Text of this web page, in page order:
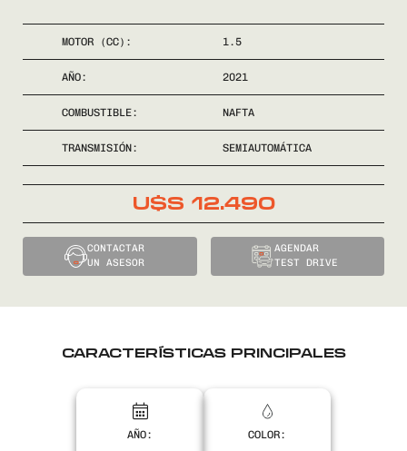
NOSOTROS
CONTACTO
08002525
MOTOR (CC): 1.5
AÑO: 2021
COMBUSTIBLE: NAFTA
TRANSMISIÓN: SEMIAUTOMÁTICA
U$S 12.490
CONTACTAR
UN ASESOR
AGENDAR
TEST DRIVE
CARACTERÍSTICAS PRINCIPALES
AÑO: COLOR: